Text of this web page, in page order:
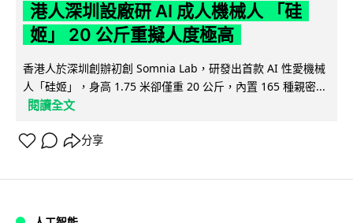
港人深圳設廠研 AI 成人機械人 「硅
姬」 20 公斤重擬人度極高
香港人於深圳創辦初創 Somnia Lab，研發出首款 AI 性愛機械
人「硅姬」，身高 1.75 米卻僅重 20 公斤，內置 165 種親密...
閱讀全文
分享